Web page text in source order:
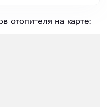
отопителя на карте: